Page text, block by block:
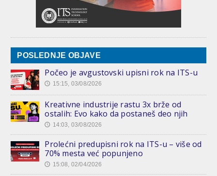
POSLEDNJE OBJAVE
Počeo je avgustovski upisni rok na ITS-u
🕔 15:15, 03/08/2026
Kreativne industrije rastu 3x brže od
ostalih: Evo kako da postaneš deo njih
🕔 14:03, 03/08/2026
Prolećni predupisni rok na ITS-u – više od
70% mesta već popunjeno
🕔 15:08, 02/04/2026